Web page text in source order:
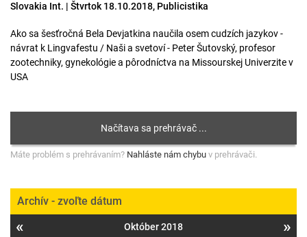
Slovakia Int. | Štvrtok 18.10.2018, Publicistika
Ako sa šesťročná Bela Devjatkina naučila osem cudzích jazykov -
návrat k Lingvafestu / Naši a svetoví - Peter Šutovský, profesor
zootechniky, gynekológie a pôrodníctva na Missourskej Univerzite v
USA
Máte problém s prehrávaním? Nahláste nám chybu v prehrávači.
Archív - zvoľte dátum
« Október 2018 »